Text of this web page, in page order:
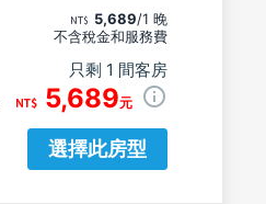
5,689/1 晚
不含稅金和服務費
只剩 1 間客房
5,689元
選擇此房型